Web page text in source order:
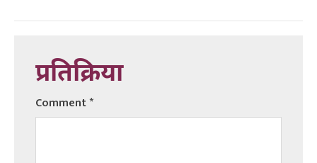
प्रतिक्रिया
Comment*